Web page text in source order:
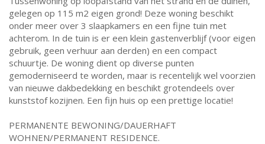
gelegen op 115 m2 eigen grond! Deze woning beschikt
onder meer over 3 slaapkamers en een fijne tuin met
achterom. In de tuin is er een klein gastenverblijf (voor eigen
gebruik, geen verhuur aan derden) en een compact
schuurtje. De woning dient op diverse punten
gemoderniseerd te worden, maar is recentelijk wel voorzien
van nieuwe dakbedekking en beschikt grotendeels over
kunststof kozijnen. Een fijn huis op een prettige locatie!
PERMANENTE BEWONING/DAUERHAFT
WOHNEN/PERMANENT RESIDENCE.